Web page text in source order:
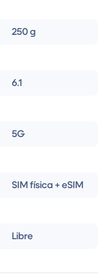
250 g
6.1
5G
SIM física + eSIM
Libre